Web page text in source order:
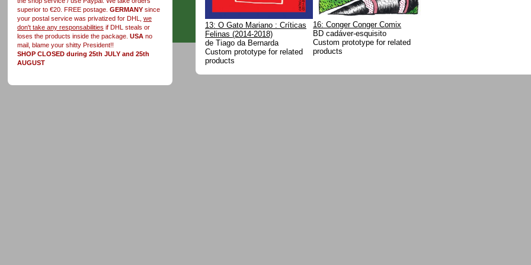
superior to €20. FREE postage. GERMANY since
your postal service was privatized for DHL, we
don't take any responsabilities if DHL steals or
loses the products inside the package. USA no
mail, blame your shitty President!!
SHOP CLOSED during 25th JULY and 25th
AUGUST
13: O Gato Mariano : Críticas
Felinas (2014-2018)
de Tiago da Bernarda
Custom prototype for related
products
16: Conger Conger Comix
BD cadáver-esquisito
Custom prototype for related
products